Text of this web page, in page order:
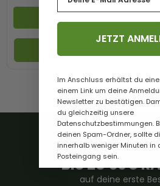
BIS ZU 30€
auf deine erste
JETZT
Im Anschluss erhältst du
einem Link um deine
Newsletter zu bestätigen.
du gleichzeitig unsere
Datenschutzbestimmungen.
deinen Spam-Ordner, sollte
innerhalb weniger Minuten in
Posteingang sein.